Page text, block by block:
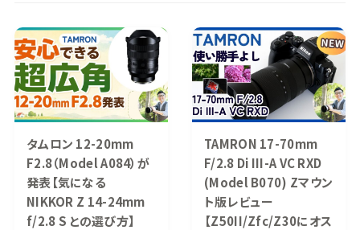
タムロン 12-20mm
F2.8（Model A084）が
発表【気になる
NIKKOR Z 14-24mm
f/2.8 S との選び方】
TAMRON 17-70mm
F/2.8 Di III-A VC RXD
(Model B070) Zマウン
ト版レビュー
【Z50II/Zfc/Z30にオス